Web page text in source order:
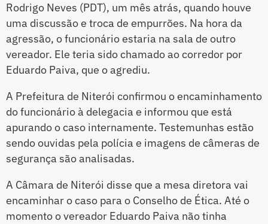
Rodrigo Neves (PDT), um mês atrás, quando houve
uma discussão e troca de empurrões. Na hora da
agressão, o funcionário estaria na sala de outro
vereador. Ele teria sido chamado ao corredor por
Eduardo Paiva, que o agrediu.
A Prefeitura de Niterói confirmou o encaminhamento
do funcionário à delegacia e informou que está
apurando o caso internamente. Testemunhas estão
sendo ouvidas pela polícia e imagens de câmeras de
segurança são analisadas.
A Câmara de Niterói disse que a mesa diretora vai
encaminhar o caso para o Conselho de Ética. Até o
momento o vereador Eduardo Paiva não tinha